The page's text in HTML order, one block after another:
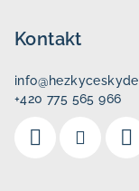
Kontakt
info@
+420 775 565 966